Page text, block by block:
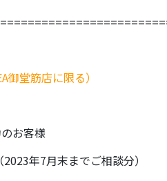
御堂筋店に限る）
お客様
年7月末までご相談分）